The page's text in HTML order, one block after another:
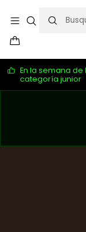
En la semana de
categoría junior